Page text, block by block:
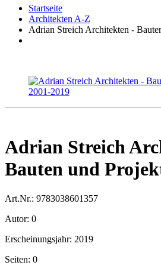
Startseite
Architekten A-Z
Adrian Streich Architekten -
Adrian Streich
Bauten und
Art.Nr.: 9783038601357
Autor: 0
Erscheinungsjahr: 2019
Seiten: 0